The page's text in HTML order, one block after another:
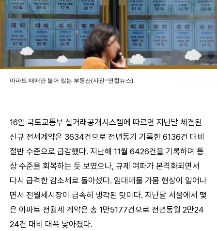
아파트 매매만 붙어 있는 부동산(사진=연합뉴스)
16일 국토교통부 실거래공개시스템에 따르면 지난달 체결된
신규 전세계약은 3634건으로 전년동기 기록한 6136건 대비
절반 수준으로 급감했다. 지난해 11월 6426건을 기록하며 통
상 수준을 회복하는 듯 보였으나, 규제 여파가 본격화되면서
다시 급격한 감소세로 돌아섰다. 임대매물 가뭄 현상이 일어나
면서 전월세시장이 급속히 냉각된 탓이다. 지난달 서울에서 맺
은 아파트 전월세 계약은 총 1만5177건으로 전년동월 2만24
24건 대비 대폭 낮아졌다.